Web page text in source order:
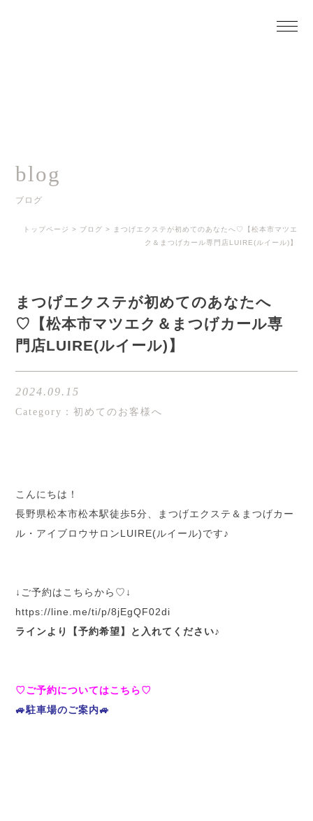
blog
ブログ
トップページ > ブログ >
まつげエクステが初めてのあなたへ♡【松本市マツエ
ク＆まつげカール専門店LUIRE(ルイール)】
まつげエクステが初めてのあなたへ
♡【松本市マツエク＆まつげカール専
門店LUIRE(ルイール)】
2024.09.15
Category：初めてのお客様へ
こんにちは！
長野県松本市松本駅徒歩5分、まつげエクステ＆まつげカー
ル・アイブロウサロンLUIRE(ルイール)です♪
↓ご予約はこちらから♡↓
https://line.me/ti/p/8jEgQF02di
ラインより【予約希望】と入れてください♪
♡ご予約についてはこちら♡
🚙駐車場のご案内🚙